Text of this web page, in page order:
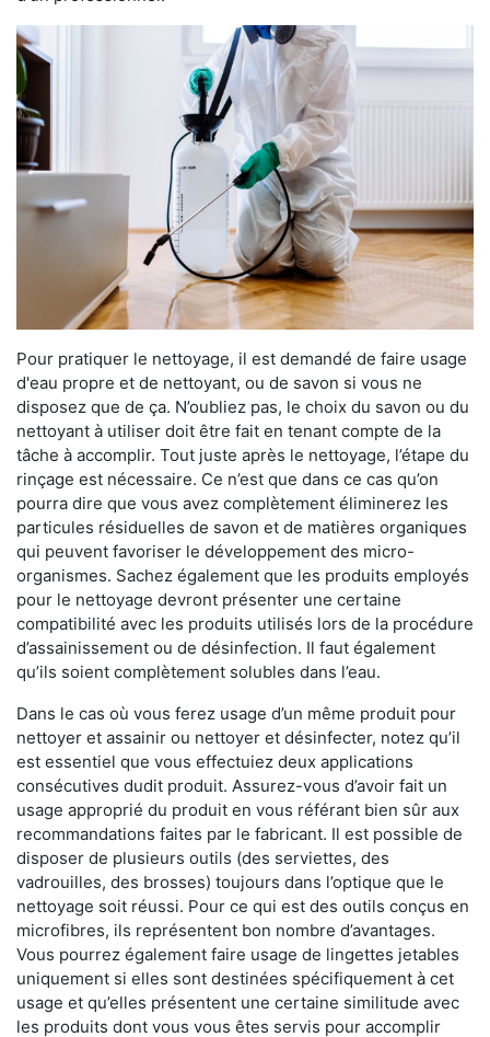
Pour pratiquer le nettoyage, il est demandé de faire usage
d'eau propre et de nettoyant, ou de savon si vous ne
disposez que de ça. N’oubliez pas, le choix du savon ou du
nettoyant à utiliser doit être fait en tenant compte de la
tâche à accomplir. Tout juste après le nettoyage, l’étape du
rinçage est nécessaire. Ce n’est que dans ce cas qu’on
pourra dire que vous avez complètement éliminerez les
particules résiduelles de savon et de matières organiques
qui peuvent favoriser le développement des micro-
organismes. Sachez également que les produits employés
pour le nettoyage devront présenter une certaine
compatibilité avec les produits utilisés lors de la procédure
d’assainissement ou de désinfection. Il faut également
qu’ils soient complètement solubles dans l’eau.
Dans le cas où vous ferez usage d’un même produit pour
nettoyer et assainir ou nettoyer et désinfecter, notez qu’il
est essentiel que vous effectuiez deux applications
consécutives dudit produit. Assurez-vous d’avoir fait un
usage approprié du produit en vous référant bien sûr aux
recommandations faites par le fabricant. Il est possible de
disposer de plusieurs outils (des serviettes, des
vadrouilles, des brosses) toujours dans l’optique que le
nettoyage soit réussi. Pour ce qui est des outils conçus en
microfibres, ils représentent bon nombre d’avantages.
Vous pourrez également faire usage de lingettes jetables
uniquement si elles sont destinées spécifiquement à cet
usage et qu’elles présentent une certaine similitude avec
les produits dont vous vous êtes servis pour accomplir